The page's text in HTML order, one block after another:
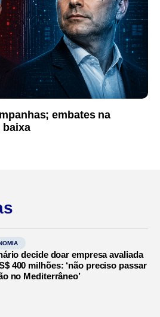
embates na
baixa
decide doar empresa avaliada
400 milhões: ‘não preciso passar
no Mediterrâneo’